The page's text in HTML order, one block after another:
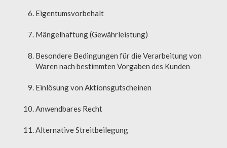
Eigentumsvorbehalt
Mängelhaftung (Gewährleistung)
Besondere Bedingungen für die Verarbeitung von
Waren nach bestimmten Vorgaben des Kunden
Einlösung von Aktionsgutscheinen
Anwendbares Recht
Alternative Streitbeilegung